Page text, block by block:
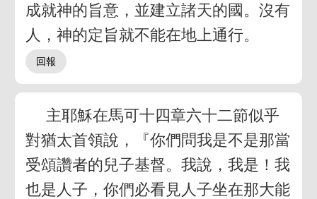
成就神的旨意，並建立諸天的國。沒有
人，神的定旨就不能在地上通行。
主耶穌在馬可十四章六十二節似乎
對猶太首領說，『你們問我是不是那當
受頌讚者的兒子基督。我說，我是！我
也是人子，你們必看見人子坐在那大能